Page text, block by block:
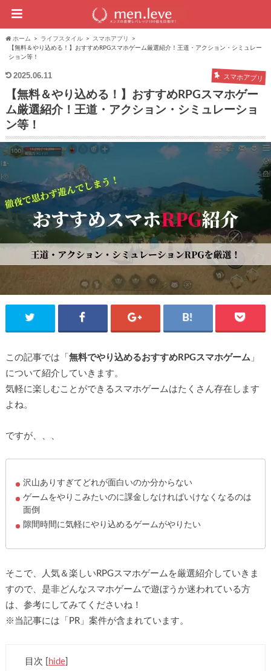
ホーム ライフスタイル
スマホアプリ
【無料＆やり込める！】おすすめRPGスマホゲーム厳選紹介！王道・アクション・シミュレー
ション等！
2025.06.11 スマホアプリ
【無料＆やり込める！】おすすめRPGスマホゲー
ム厳選紹介！王道・アクション・シミュレーショ
ン等！
この記事では「 無料でやり込めるおすすめRPGスマホゲーム」
について紹介していきます。
気軽に楽しむことができるスマホゲームはたくさん存在します
よね。
ですが、、、
沢山ありすぎてどれが面白いのか分からない
ゲームをやりこみたいのに課金しなければいけなくなるのは
面倒
隙間時間に気軽にやり込めるゲームがやりたい
そこで、人気＆楽しいRPGスマホゲームを厳選紹介していきま
すので、是非どんなスマホゲームで遊ぼうか迷われている方
は、参考にしてみてくださいね！
※当記事には「PR」案件が含まれています。
目次 hide]